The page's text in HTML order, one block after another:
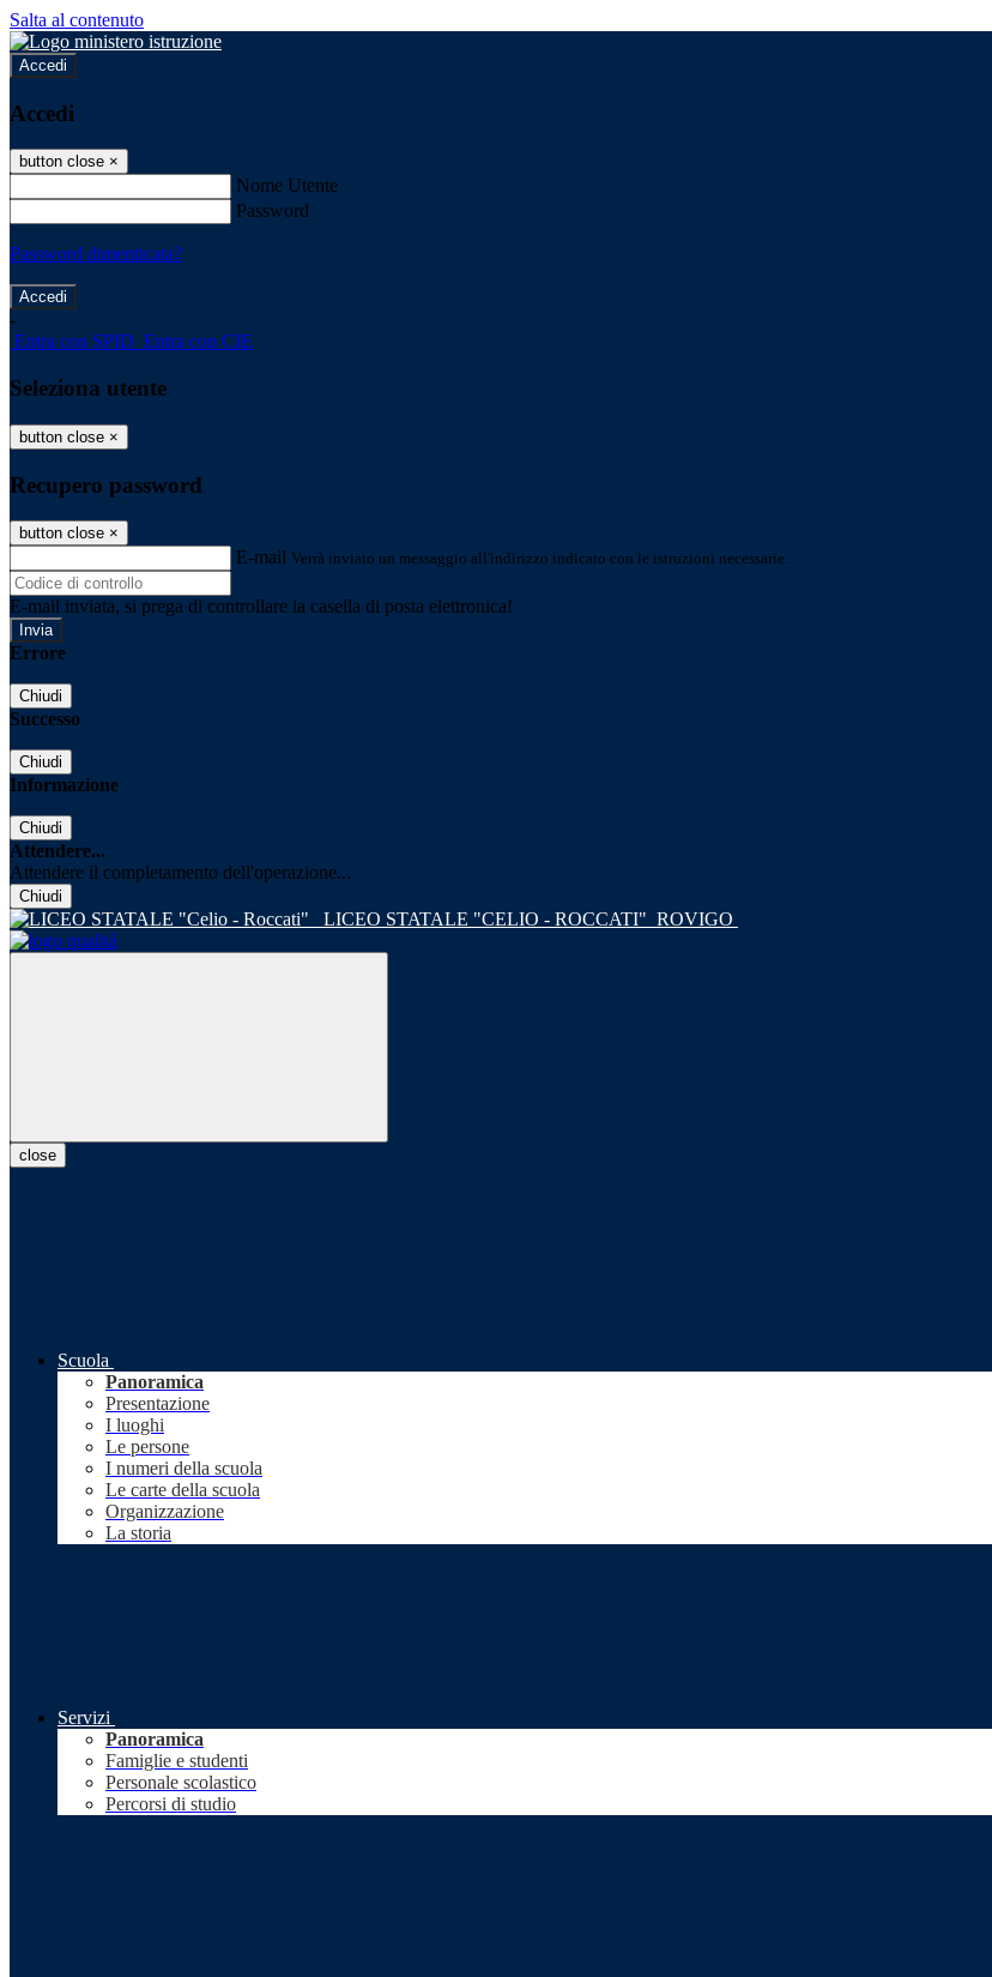
Salta al contenuto
Accedi
Accedi
button close ×
Nome Utente
Password
Password dimenticata?
-
Entra con SPID Entra con CIE
Seleziona utente
button close ×
Recupero password
button close ×
E-mail Verrà inviato un messaggio all'indirizzo indicato con le istruzioni necessarie.
E-mail inviata, si prega di controllare la casella di posta elettronica!
Errore
Chiudi
Successo
Chiudi
Informazione
Chiudi
Attendere...
Attendere il completamento dell'operazione...
Chiudi
LICEO STATALE "CELIO - ROCCATI" ROVIGO
close
Scuola
Panoramica
Presentazione
I luoghi
Le persone
I numeri della scuola
Le carte della scuola
Organizzazione
La storia
Servizi
Panoramica
Famiglie e studenti
Personale scolastico
Percorsi di studio